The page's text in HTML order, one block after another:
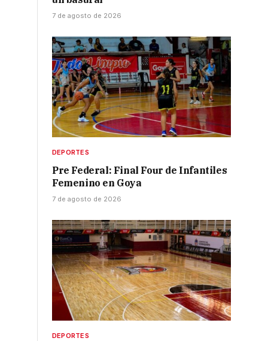
7 de agosto de 2026
DEPORTES
Pre Federal: Final Four de Infantiles
Femenino en Goya
7 de agosto de 2026
DEPORTES